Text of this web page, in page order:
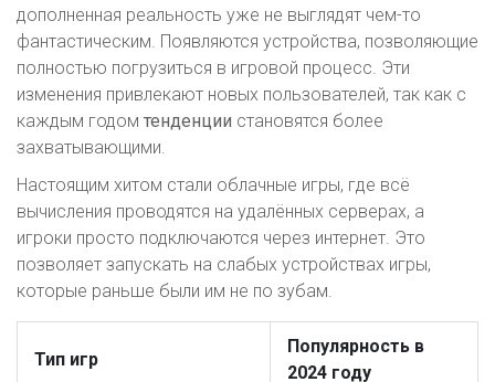
дополненная реальность уже не выглядят чем-то
фантастическим. Появляются устройства, позволяющие
полностью погрузиться в игровой процесс. Эти
изменения привлекают новых пользователей, так как с
каждым годом тенденции становятся более
захватывающими.
Настоящим хитом стали облачные игры, где всё
вычисления проводятся на удалённых серверах, а
игроки просто подключаются через интернет. Это
позволяет запускать на слабых устройствах игры,
которые раньше были им не по зубам.
Тип игр
Популярность в
2024 году